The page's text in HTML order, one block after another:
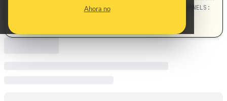
Ahora no
TOPICS: CHANNELS: